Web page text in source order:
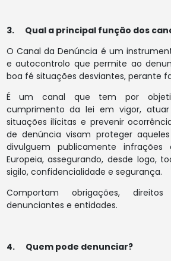
3. Qual a principal função dos
O Canal da Denúncia é um
e autocontrolo que permite ao
boa fé situações desviantes, perante
É um canal que tem por
cumprimento da lei em vigor,
situações ilícitas e prevenir
de denúncia visam proteger
divulguem publicamente
Europeia, assegurando, desde logo,
sigilo, confidencialidade e segurança.
Comportam obrigações,
denunciantes e entidades.
4. Quem pode denunciar?